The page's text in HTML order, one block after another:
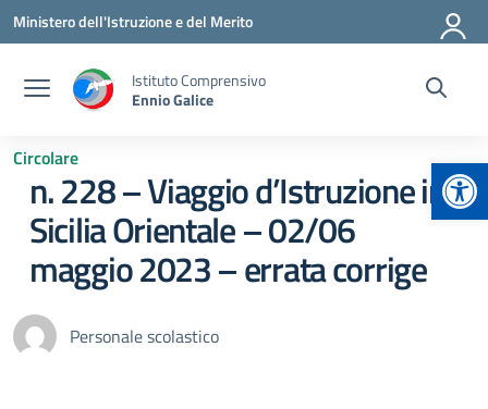
Vai ai contenuti
Vai al menu di navigazione
Vai al footer
Ministero dell'Istruzione e del Merito
Istituto Comprensivo
Ennio Galice
Circolare
n. 228 – Viaggio d’Istruzione in
Sicilia Orientale – 02/06
maggio 2023 – errata corrige
Personale scolastico